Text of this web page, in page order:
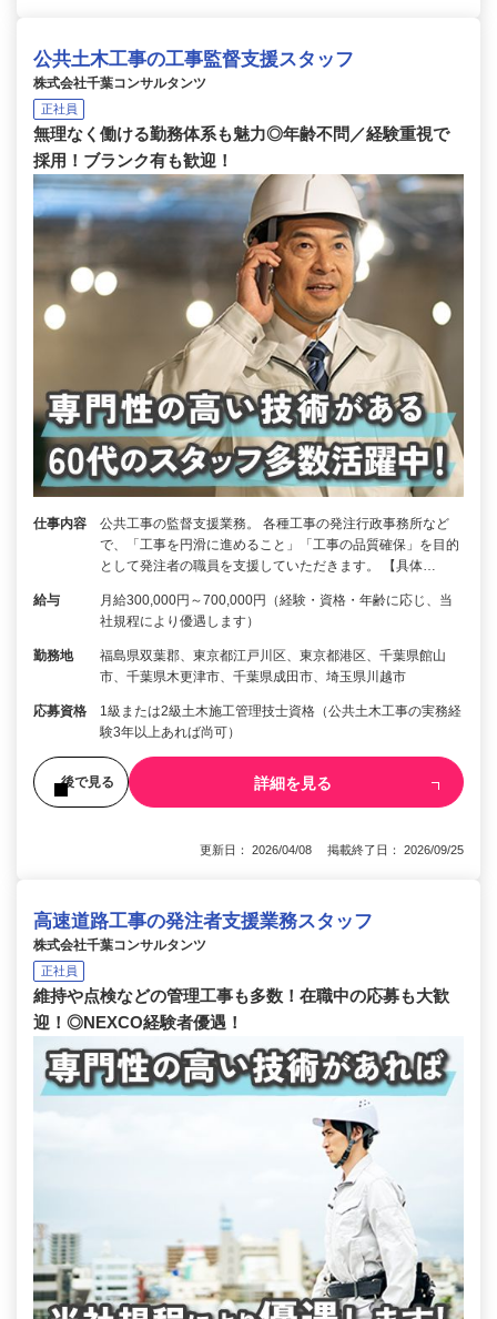
公共土木工事の工事監督支援スタッフ
株式会社千葉コンサルタンツ
正社員
無理なく働ける勤務体系も魅力◎年齢不問／経験重視で
採用！ブランク有も歓迎！
仕事内容
公共工事の監督支援業務。 各種工事の発注行政事務所など
で、「工事を円滑に進めること」「工事の品質確保」を目的
として発注者の職員を支援していただきます。 【具体…
給与
月給300,000円～700,000円（経験・資格・年齢に応じ、当
社規程により優遇します）
勤務地
福島県双葉郡、東京都江戸川区、東京都港区、千葉県館山
市、千葉県木更津市、千葉県成田市、埼玉県川越市
応募資格
1級または2級土木施工管理技士資格（公共土木工事の実務経
験3年以上あれば尚可）
後で見る 詳細を見る
更新日： 2026/04/08 掲載終了日： 2026/09/25
高速道路工事の発注者支援業務スタッフ
株式会社千葉コンサルタンツ
正社員
維持や点検などの管理工事も多数！在職中の応募も大歓
迎！◎NEXCO経験者優遇！